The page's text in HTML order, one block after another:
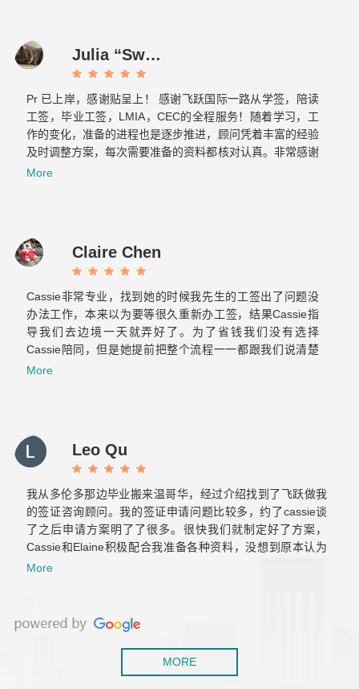
Julia “Sweet tooth” J
Pr 已上岸，感谢贴呈上！ 感谢飞跃国际一路从学签，陪读
工签，毕业工签，LMIA，CEC的全程服务！随着学习，工
作的变化，准备的进程也是逐步推进，顾问凭着丰富的经验
及时调整方案，每次需要准备的资料都核对认真。非常感谢
Cassie 和 Elaine…...
More
Claire Chen
Cassie非常专业，找到她的时候我先生的工签出了问题没
办法工作，本来以为要等很久重新办工签，结果Cassie指
导我们去边境一天就弄好了。为了省钱我们没有选择
Cassie陪同，但是她提前把整个流程一一都跟我们说清楚
了也标注了重点，当时我们两个才来加拿大半年的小白也很
复的文件准备和反复的奔波。那么希望你们以后越来越好！
保持初心！
More
Leo Qu
我从多伦多那边毕业搬来温哥华，经过介绍找到了飞跃做我
的签证咨询顾问。我的签证申请问题比较多，约了cassie谈
了之后申请方案明了了很多。很快我们就制定好了方案，
Cassie和Elaine积极配合我准备各种资料，没想到原本认为
肯定会拒签的工签，一次就获批了。后来积累了两年工作经
More
MORE